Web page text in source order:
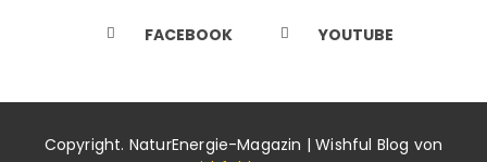
FACEBOOK YOUTUBE
Copyright. NaturEnergie-Magazin | Wishful Blog von